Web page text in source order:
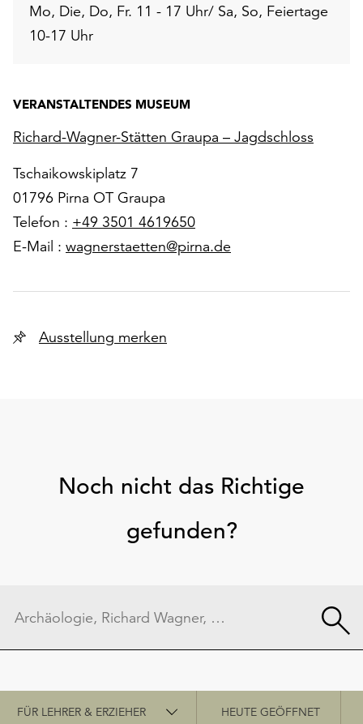
Mo, Die, Do, Fr. 11 - 17 Uhr/ Sa, So, Feiertage
10-17 Uhr
VERANSTALTENDES MUSEUM
Richard-Wagner-Stätten Graupa – Jagdschloss
Tschaikowskiplatz 7
01796 Pirna OT Graupa
Telefon : +49 3501 4619650
E-Mail : wagnerstaetten@pirna.de
Ausstellung merken
Noch nicht das Richtige
gefunden?
Schnellzugriff
FÜR LEHRER & ERZIEHER HEUTE GEÖFFNET